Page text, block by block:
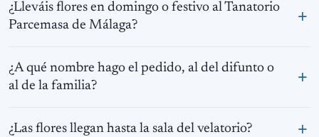
¿Lleváis flores en domingo o festivo al Tanatorio
Parcemasa de Málaga?
¿A qué nombre hago el pedido, al del difunto o
al de la familia?
¿Las flores llegan hasta la sala del velatorio?